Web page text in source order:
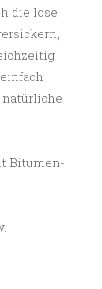
die lose
natürliche
Bitumen-